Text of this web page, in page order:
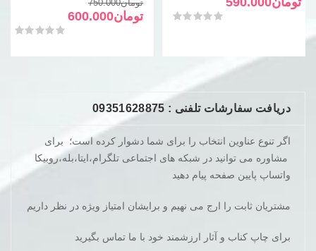
تومان950.000
تومان590.000
امتیاز0از 5
تومان750.000
اصلی
تومان750.000
تومان600.000
فعلی
تومان600.000
امتیاز0از 5
دریافت سفارشات تلفنی : 09351628875
اگر تنوع عناوین انتخاب را برای شما دشوار کرده است؛ برای
مشاوره می توانید در شبکه های اجتماعی تلگرام،ایتا،بله،روبیکا
واتساپ پایین صفحه پیام دهید
مشتریان ثابت را ارج می نهیم و برایشان امتیاز ویژه در نظر داریم
برای چاپ کناب و آثار ارزشمند خود با ما تماس بگیرید